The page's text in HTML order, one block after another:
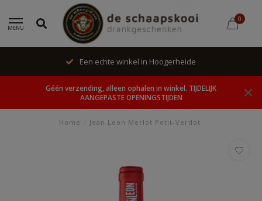
MENU
0
Een echte winkel in Hoogerheide
Géén verzending, alleen ophalen in winkel. TIJDELIJK
AANGEPASTE OPENINGSTIJDEN
Home Jean Leon Merlot Petit-Verdot